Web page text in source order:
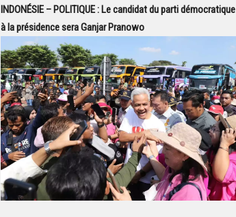
INDONÉSIE – POLITIQUE : Le candidat du parti démocratique
à la présidence sera Ganjar Pranowo